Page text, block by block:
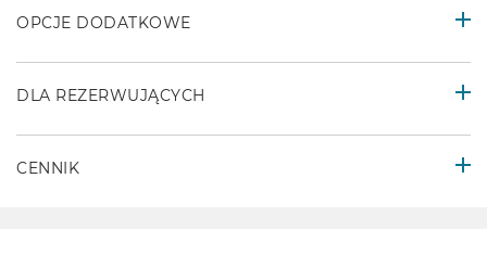
OPCJE DODATKOWE
DLA REZERWUJĄCYCH
CENNIK